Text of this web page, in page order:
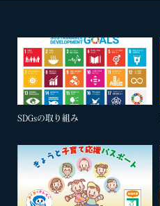
SDGsの取り組み